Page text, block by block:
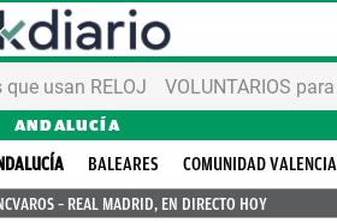
que usan RELOJ VOLUNTARIOS
ANDALUCÍA
BALEARES
COMUNIDAD
– REAL MADRID, EN DIRECTO HOY